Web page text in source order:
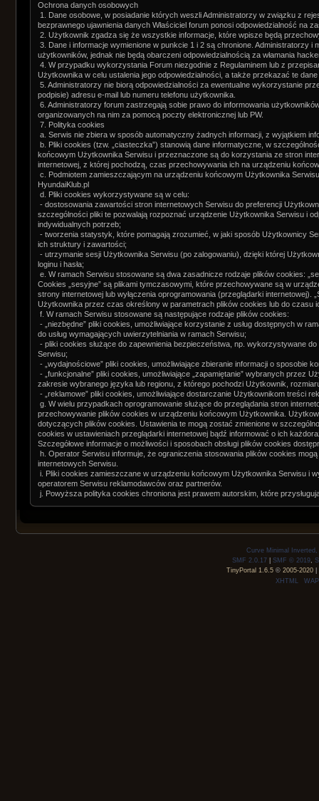
Ochrona danych osobowych
1. Dane osobowe, w posiadanie których weszli Administratorzy w związku z
bezprawnego ujawnienia danych Właściciel forum ponosi odpowiedzialność na
2. Użytkownik zgadza się że wszystkie informacje, które wpisze będą
3. Dane i informacje wymienione w punkcie 1 i 2 są chronione. Administratorzy
użytkowników, jednak nie będą obarczeni odpowiedzialnością za włamania
4. W przypadku wykorzystania Forum niezgodnie z Regulaminem lub z
Użytkownika w celu ustalenia jego odpowiedzialności, a także przekazać te
5. Administratorzy nie biorą odpowiedzialności za ewentualne wykorzystanie
podpisie) adresu e-mail lub numeru telefonu użytkownika.
6. Administratorzy forum zastrzegają sobie prawo do informowania
organizowanych na nim za pomocą poczty elektronicznej lub PW.
7. Polityka cookies
a. Serwis nie zbiera w sposób automatyczny żadnych informacji, z wyjątkiem
b. Pliki cookies (tzw. „ciasteczka”) stanowią dane informatyczne, w
końcowym Użytkownika Serwisu i przeznaczone są do korzystania ze stron
internetowej, z której pochodzą, czas przechowywania ich na urządzeniu
c. Podmiotem zamieszczającym na urządzeniu końcowym Użytkownika
HyundaiKlub.pl
d. Pliki cookies wykorzystywane są w celu:
- dostosowania zawartości stron internetowych Serwisu do preferencji
szczególności pliki te pozwalają rozpoznać urządzenie Użytkownika Serwisu i
indywidualnych potrzeb;
- tworzenia statystyk, które pomagają zrozumieć, w jaki sposób Użytkownicy
ich struktury i zawartości;
- utrzymanie sesji Użytkownika Serwisu (po zalogowaniu), dzięki której
loginu i hasła;
e. W ramach Serwisu stosowane są dwa zasadnicze rodzaje plików cookies:
Cookies „sesyjne” są plikami tymczasowymi, które przechowywane są w
strony internetowej lub wyłączenia oprogramowania (przeglądarki internetowej).
Użytkownika przez czas określony w parametrach plików cookies lub do czasu
f. W ramach Serwisu stosowane są następujące rodzaje plików cookies:
- „niezbędne” pliki cookies, umożliwiające korzystanie z usług dostępnych w
do usług wymagających uwierzytelniania w ramach Serwisu;
- pliki cookies służące do zapewnienia bezpieczeństwa, np. wykorzystywane
Serwisu;
- „wydajnościowe” pliki cookies, umożliwiające zbieranie informacji o sposobie
- „funkcjonalne” pliki cookies, umożliwiające „zapamiętanie” wybranych przez
zakresie wybranego języka lub regionu, z którego pochodzi Użytkownik,
- „reklamowe” pliki cookies, umożliwiające dostarczanie Użytkownikom treści
g. W wielu przypadkach oprogramowanie służące do przeglądania stron
przechowywanie plików cookies w urządzeniu końcowym Użytkownika.
dotyczących plików cookies. Ustawienia te mogą zostać zmienione w
cookies w ustawieniach przeglądarki internetowej bądź informować o ich
Szczegółowe informacje o możliwości i sposobach obsługi plików cookies
h. Operator Serwisu informuje, że ograniczenia stosowania plików cookies
internetowych Serwisu.
i. Pliki cookies zamieszczane w urządzeniu końcowym Użytkownika Serwisu i
operatorem Serwisu reklamodawców oraz partnerów.
j. Powyższa polityka cookies chroniona jest prawem autorskim, które
Curve Minimal
SMF 2.0.17 |SMF © 2019,
TinyPortal 1.6.5© 2005-2020|
XHTML